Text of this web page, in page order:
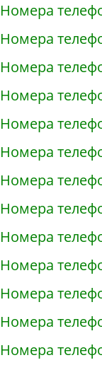
Номера
Номера
Номера
Номера
Номера
Номера
Номера
Номера
Номера
Номера
Номера
Номера
Номера